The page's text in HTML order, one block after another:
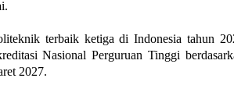
terbaik ketiga di Indonesia tahun
Nasional Perguruan Tinggi
2027.